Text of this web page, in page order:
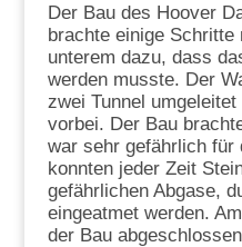
Der Bau des Hoover
brachte einige
unterem dazu, dass
werden musste. Der
zwei Tunnel
vorbei. Der Bau
war sehr gefährlich für
konnten jeder Zeit
gefährlichen Abgase,
eingeatmet werden.
der Bau